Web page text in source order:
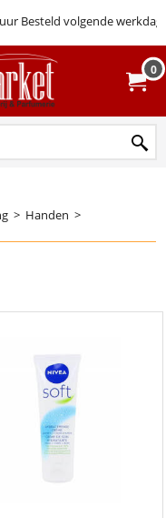
Besteld volgende werkdag
0
> Handen >